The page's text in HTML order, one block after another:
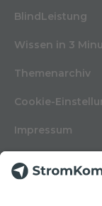
BlindLeistung
Wissen in 3
Themenarchiv
Cookie-
Impressum